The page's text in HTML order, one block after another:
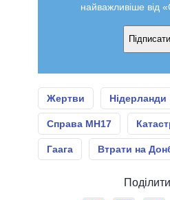
найважливіше від
Жертви Нідерланди
Справа МН17
Гаага Втрати на